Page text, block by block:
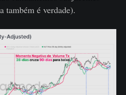
também é verdade).